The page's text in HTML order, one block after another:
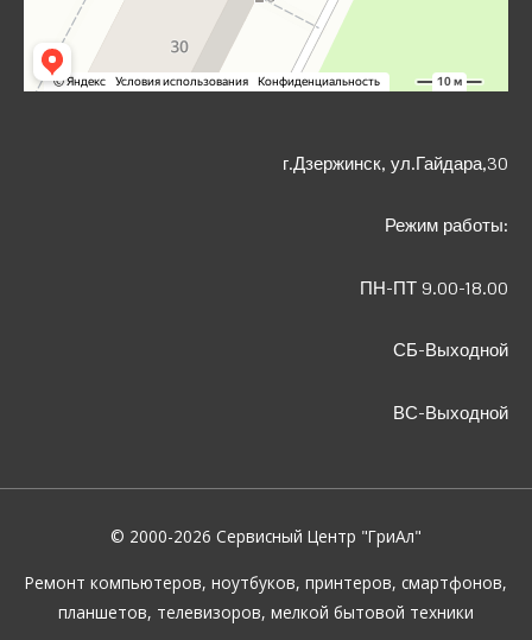
г.Дзержинск, ул.Гайдара,30
Режим работы:
ПН-ПТ 9.00-18.00
СБ-Выходной
ВС-Выходной
© 2000-2026 Сервисный Центр "ГриАл"
Ремонт компьютеров, ноутбуков, принтеров, смартфонов,
планшетов, телевизоров, мелкой бытовой техники